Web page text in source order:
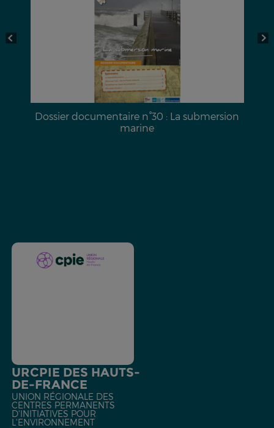
Dossier documentaire n°30 : La submersion
marine
URCPIE DES HAUTS-
DE-FRANCE
UNION RÉGIONALE DES
CENTRES PERMANENTS
D'INITIATIVES POUR
L'ENVIRONNEMENT